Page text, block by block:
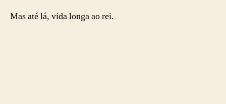
Mas até lá, vida longa ao rei.